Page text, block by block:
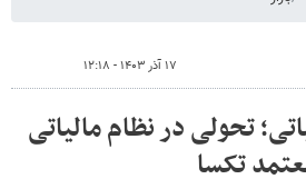
۱۷ آذر ۱۴۰۳ - ۱۲:۱۸
تحولی در نظام مالیاتی
تکسا